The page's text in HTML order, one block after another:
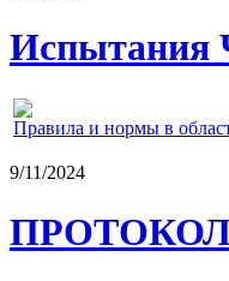
Испытания
Правила и нормы в
9/11/2024